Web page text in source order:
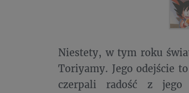
Niestety, w tym roku
Toriyamy. Jego odejście
czerpali radość z jego